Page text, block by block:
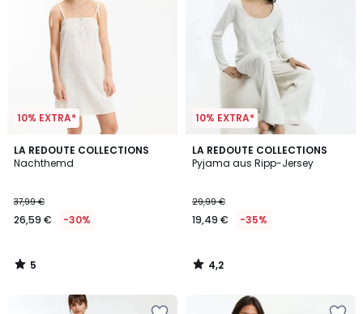
10% EXTRA*
LA REDOUTE COLLECTIONS
Nachthemd
37,99 €
26,59 € -30%
5
/
5
/
10% EXTRA*
LA REDOUTE COLLECTIONS
Pyjama aus Ripp-Jersey
29,99 €
19,49 € -35%
4,2
/ 5
4,2
/